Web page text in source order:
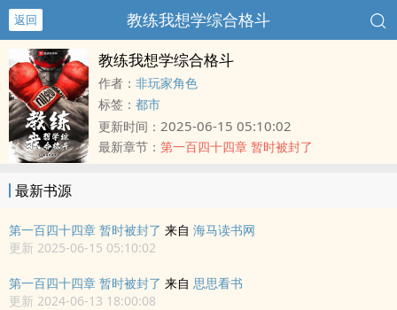
返回 教练我想学综合格斗
教练我想学综合格斗
作者： 非玩家角色
标签： 都市
更新时间： 2025-06-15 05:10:02
最新章节： 第一百四十四章 暂时被封了
最新书源
第一百四十四章 暂时被封了 来自 海马读书网
更新 2025-06-15 05:10:02
第一百四十四章 暂时被封了 来自 思思看书
更新 2024-06-13 18:00:08